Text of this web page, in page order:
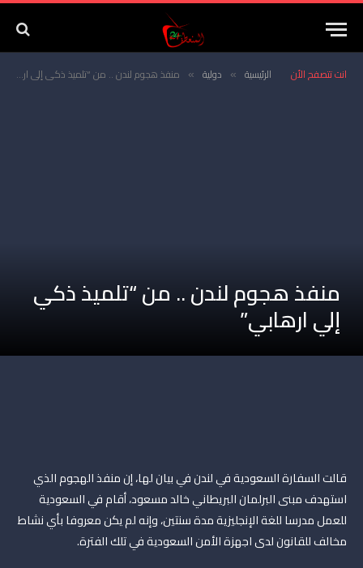
انت تتصفح الأن الرئيسية » دولية » منفذ هجوم لندن .. من “تلميذ ذكي إلي ارهابي”
منفذ هجوم لندن .. من “تلميذ ذكي
إلي ارهابي”
قالت السفارة السعودية في لندن في بيان لها، إن منفذ الهجوم الذي
استهدف مبنى البرلمان البريطاني خالد مسعود، أقام في السعودية
للعمل مدرسا للغة الإنجليزية مدة سنتين، وإنه لم يكن معروفا بأي نشاط
مخالف للقانون لدى اجهزة الأمن السعودية في تلك الفترة.